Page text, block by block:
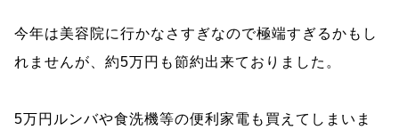
今年は美容院に行かなさすぎなので極端すぎるかもし
れませんが、約5万円も節約出来ておりました。
5万円ルンバや食洗機等の便利家電も買えてしまいま